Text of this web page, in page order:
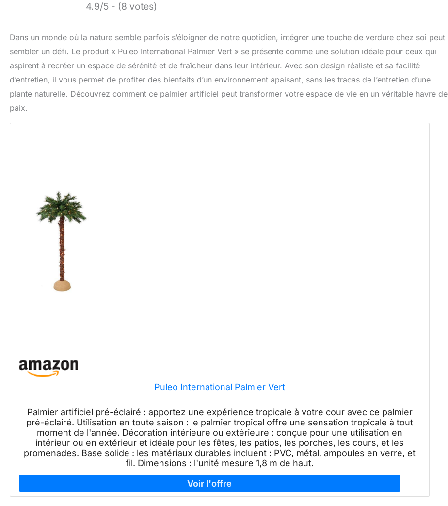
4.9/5 - (8 votes)
Dans un monde où la nature semble parfois s’éloigner de notre quotidien, intégrer une touche de verdure chez soi peut
sembler un défi. Le produit « Puleo International Palmier Vert » se présente comme une solution idéale pour ceux qui
aspirent à recréer un espace de sérénité et de fraîcheur dans leur intérieur. Avec son design réaliste et sa facilité
d’entretien, il vous permet de profiter des bienfaits d’un environnement apaisant, sans les tracas de l’entretien d’une
plante naturelle. Découvrez comment ce palmier artificiel peut transformer votre espace de vie en un véritable havre de
paix.
Puleo International Palmier Vert
Palmier artificiel pré-éclairé : apportez une expérience tropicale à votre cour avec ce palmier
pré-éclairé. Utilisation en toute saison : le palmier tropical offre une sensation tropicale à tout
moment de l'année. Décoration intérieure ou extérieure : conçue pour une utilisation en
intérieur ou en extérieur et idéale pour les fêtes, les patios, les porches, les cours, et les
promenades. Base solide : les matériaux durables incluent : PVC, métal, ampoules en verre, et
fil. Dimensions : l'unité mesure 1,8 m de haut.